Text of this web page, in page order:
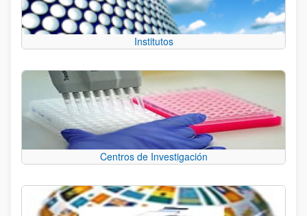
Institutos
Centros de Investigación